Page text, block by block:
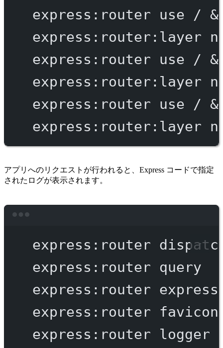
express:router use / &
express:router:layer
express:router
use / &
express:router:layer
express:router
use / &
express:router:layer
アプリへのリクエストが行われると、Express コードで指定
されたログが表示されます。
express:router
express:router
query
express:router
express:router
favicon
express:router
logger